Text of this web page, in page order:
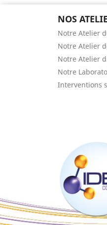
NOS
Notre Atelier
Notre Atelier
Notre Atelier
Notre
Interventions